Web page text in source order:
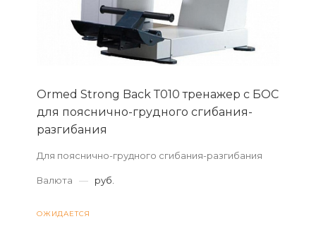
Ormed Strong Back Т010 тренажер с БОС
для пояснично-грудного сгибания-
разгибания
Для пояснично-грудного сгибания-разгибания
Валюта — руб.
ОЖИДАЕТСЯ